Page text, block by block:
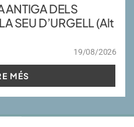
ANTIGA DELS
SEU D’URGELL (Alt
19/08/2026
MÉS